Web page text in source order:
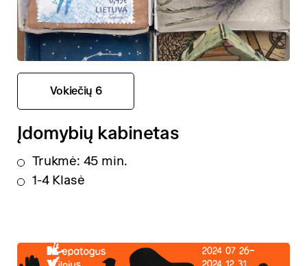
Vokiečių 6
Įdomybių kabinetas
Trukmė: 45 min.
1-4 Klasė